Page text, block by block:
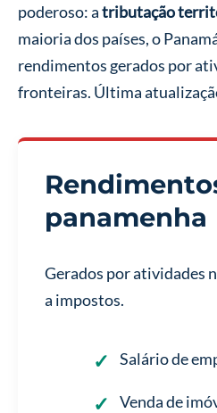
poderoso: atributação
maioria dos países, o
rendimentos gerados por
fronteiras. Última
panamenha
Gerados por atividades
a impostos.
Salário de
Venda de